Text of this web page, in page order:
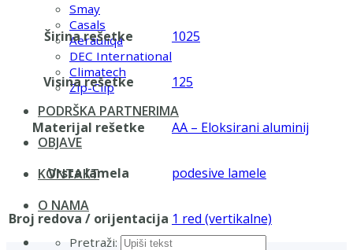
Smay
Casals
Aerauliqa
DEC International
Climatech
Zip-Clip
PODRŠKA PARTNERIMA
OBJAVE
KONTAKT
O NAMA
Pretraži:
Širina rešetke 1025
Visina rešetke 125
Materijal rešetke AA – Eloksirani aluminij
Vrsta lamela podesive lamele
Broj redova / orijentacija 1 red (vertikalne)